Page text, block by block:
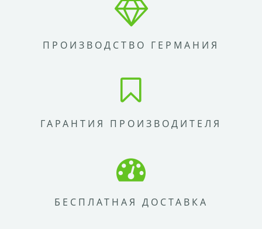
ПРОИЗВОДСТВО ГЕРМАНИЯ
ГАРАНТИЯ ПРОИЗВОДИТЕЛЯ
БЕСПЛАТНАЯ ДОСТАВКА